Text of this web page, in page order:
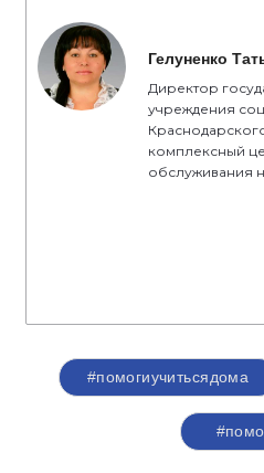
Гелуненко
Директор
учреждения
комплексный
обслуживания
#помогиучитьсядома